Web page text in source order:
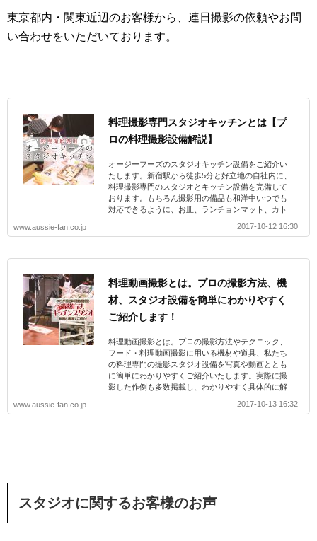
東京都内・関東近辺のお客様から、連日撮影の依頼やお問
い合わせをいただいております。
料理撮影専門スタジオキッチンとは【プ
ロの料理撮影設備解説】
オージーフーズのスタジオキッチン設備をご紹介い
たします。新宿駅から徒歩5分と好立地の自社内に、
料理撮影専門のスタジオとキッチン設備を完備して
おります。もちろん撮影用の備品も和洋中いつでも
対応できるように、お皿、ランチョンマット、カト
www.aussie-fan.co.jp 2017-10-12 16:30
料理動画撮影とは。プロの撮影方法、機
材、スタジオ設備を簡単にわかりやすく
ご紹介します！
料理動画撮影とは。プロの撮影方法やテクニック、
フード・料理動画撮影に用いる機材や道具、私たち
の料理専門の撮影スタジオ設備を写真や動画ととも
に簡単にわかりやすくご紹介いたします。実際に撮
影した作例も多数掲載し、わかりやすく具体的に解
www.aussie-fan.co.jp 2017-10-13 16:32
スタジオに関するお客様のお声